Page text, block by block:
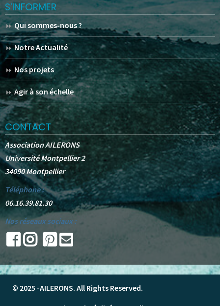
S’INFORMER
Qui sommes-nous ?
Notre Actualité
Nos projets
Agir à son échelle
CONTACT
Association AILERONS
Université Montpellier 2
34090 Montpellier
Téléphone :
06.16.39.81.30
Nos réseaux sociaux :
© 2025 -AILERONS. All Rights Reserved.